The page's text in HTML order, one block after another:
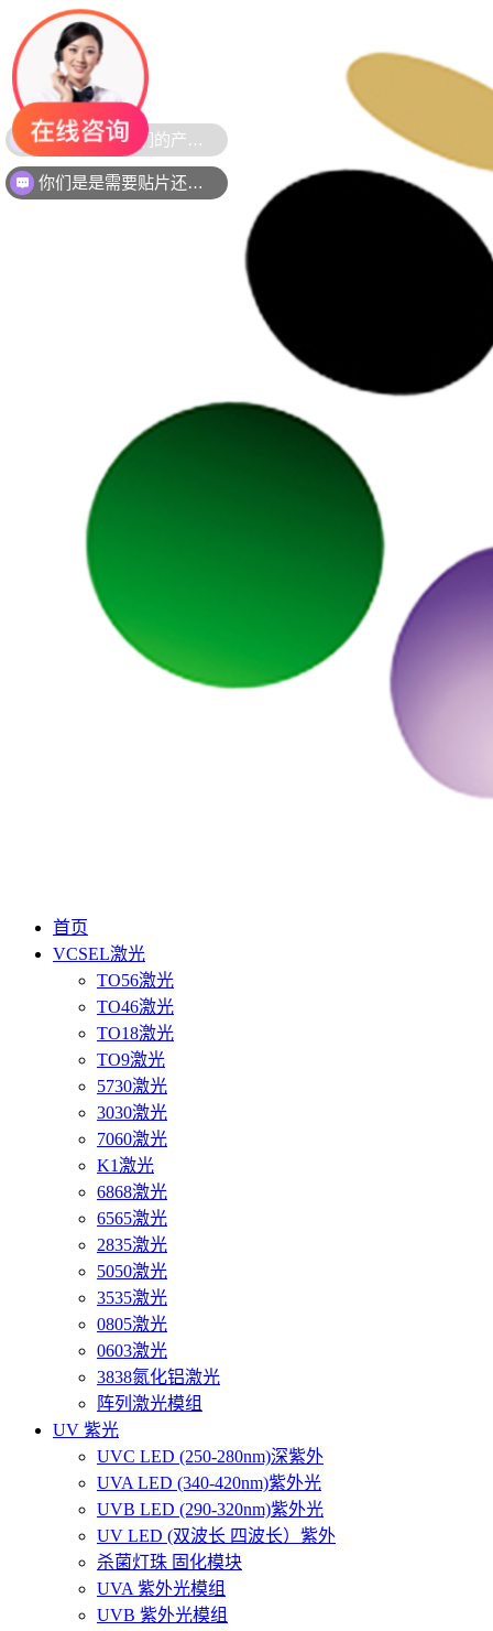
首页
VCSEL激光
TO56激光
TO46激光
TO18激光
TO9激光
5730激光
3030激光
7060激光
K1激光
6868激光
6565激光
2835激光
5050激光
3535激光
0805激光
0603激光
3838氮化铝激光
阵列激光模组
UV 紫光
UVC LED (250-280nm)深紫外
UVA LED (340-420nm)紫外光
UVB LED (290-320nm)紫外光
UV LED (双波长 四波长）紫外
杀菌灯珠 固化模块
UVA 紫外光模组
UVB 紫外光模组